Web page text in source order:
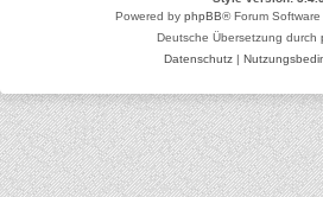
Powered by phpBB® Forum
Deutsche Übersetzung durch
Datenschutz|